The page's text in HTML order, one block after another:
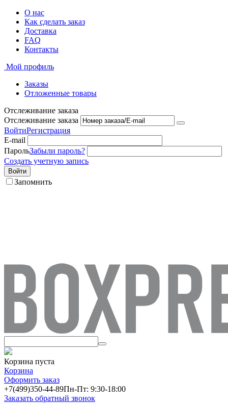
О нас
Как сделать заказ
Доставка
FAQ
Контакты
Мой профиль
Заказы
Отложенные товары
Отслеживание заказа
Отслеживание заказа
ВойтиРегистрация
E-mail
ПарольЗабыли пароль?
Создать учетную запись
Войти
Запомнить
Корзина пуста
Корзина
Оформить заказ
+7(499)350-44-89Пн-Пт: 9:30-18:00
Заказать обратный звонок